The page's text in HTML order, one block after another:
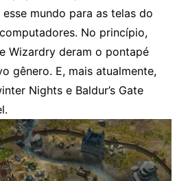
mundo para as telas do
No princípio,
Wizardry deram o pontapé
gênero. E, mais atualmente,
Nights e Baldur’s Gate